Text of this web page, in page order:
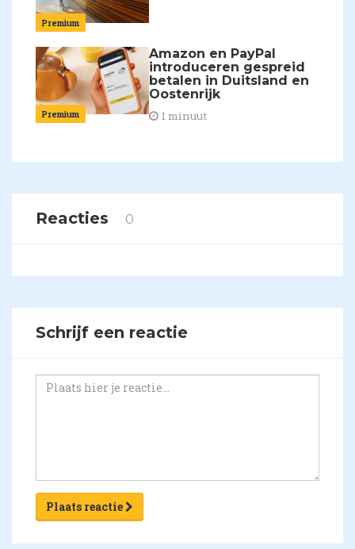
Premium
Premium
Amazon en PayPal
introduceren gespreid
betalen in Duitsland en
Oostenrijk
1 minuut
Reacties 0
Schrijf een reactie
Plaats reactie